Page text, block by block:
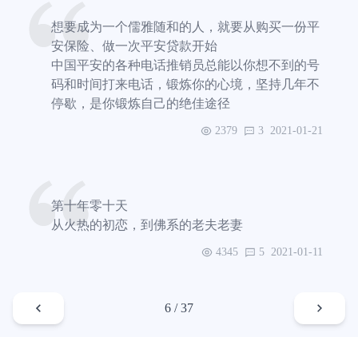
想要成为一个儒雅随和的人，就要从购买一份平
安保险、做一次平安贷款开始
中国平安的各种电话推销员总能以你想不到的号
码和时间打来电话，锻炼你的心境，坚持几年不
停歇，是你锻炼自己的绝佳途径
2379 3 2021-01-21
第十年零十天
从火热的初恋，到佛系的老夫老妻
4345 5 2021-01-11
6 / 37